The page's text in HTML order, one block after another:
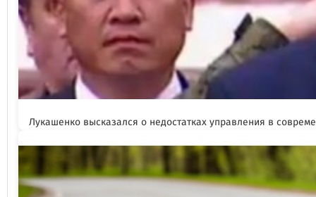
Лукашенко высказался о недостатках управления в